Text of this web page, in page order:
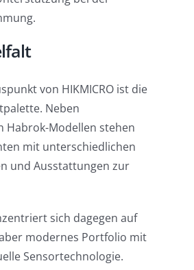
von HIKMICRO ist die
Neben
Habrok-Modellen stehen
mit unterschiedlichen
und Ausstattungen zur
sich dagegen auf
modernes Portfolio mit
Sensortechnologie.